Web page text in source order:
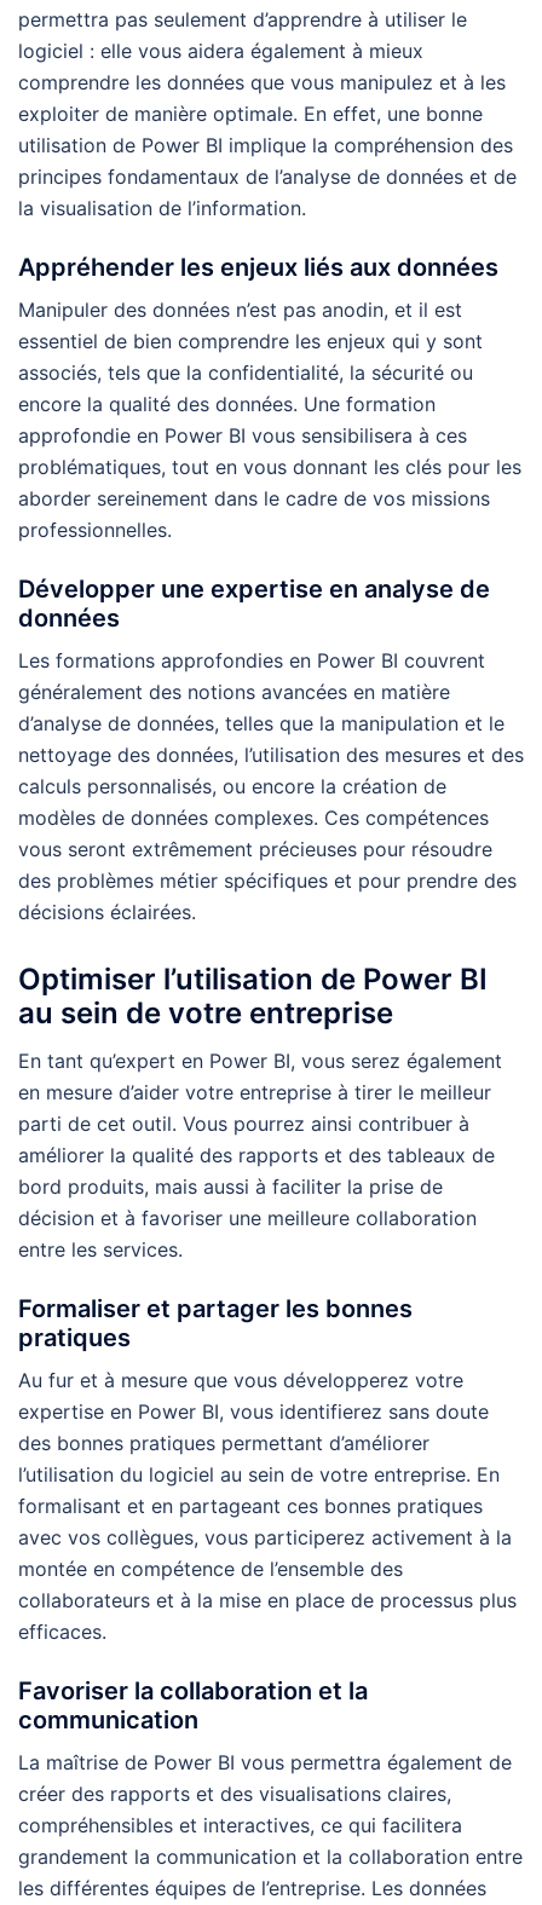
permettra pas seulement d’apprendre à utiliser le
logiciel : elle vous aidera également à mieux
comprendre les données que vous manipulez et à les
exploiter de manière optimale. En effet, une bonne
utilisation de Power BI implique la compréhension des
principes fondamentaux de l’analyse de données et de
la visualisation de l’information.
Appréhender les enjeux liés aux données
Manipuler des données n’est pas anodin, et il est
essentiel de bien comprendre les enjeux qui y sont
associés, tels que la confidentialité, la sécurité ou
encore la qualité des données. Une formation
approfondie en Power BI vous sensibilisera à ces
problématiques, tout en vous donnant les clés pour les
aborder sereinement dans le cadre de vos missions
professionnelles.
Développer une expertise en analyse de
données
Les formations approfondies en Power BI couvrent
généralement des notions avancées en matière
d’analyse de données, telles que la manipulation et le
nettoyage des données, l’utilisation des mesures et des
calculs personnalisés, ou encore la création de
modèles de données complexes. Ces compétences
vous seront extrêmement précieuses pour résoudre
des problèmes métier spécifiques et pour prendre des
décisions éclairées.
Optimiser l’utilisation de Power BI
au sein de votre entreprise
En tant qu’expert en Power BI, vous serez également
en mesure d’aider votre entreprise à tirer le meilleur
parti de cet outil. Vous pourrez ainsi contribuer à
améliorer la qualité des rapports et des tableaux de
bord produits, mais aussi à faciliter la prise de
décision et à favoriser une meilleure collaboration
entre les services.
Formaliser et partager les bonnes
pratiques
Au fur et à mesure que vous développerez votre
expertise en Power BI, vous identifierez sans doute
des bonnes pratiques permettant d’améliorer
l’utilisation du logiciel au sein de votre entreprise. En
formalisant et en partageant ces bonnes pratiques
avec vos collègues, vous participerez activement à la
montée en compétence de l’ensemble des
collaborateurs et à la mise en place de processus plus
efficaces.
Favoriser la collaboration et la
communication
La maîtrise de Power BI vous permettra également de
créer des rapports et des visualisations claires,
compréhensibles et interactives, ce qui facilitera
grandement la communication et la collaboration entre
les différentes équipes de l’entreprise. Les données